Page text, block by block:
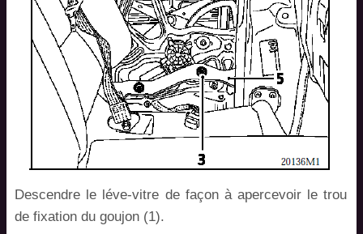
Descendre le léve-vitre de façon à apercevoir le trou
de fixation du goujon (1).